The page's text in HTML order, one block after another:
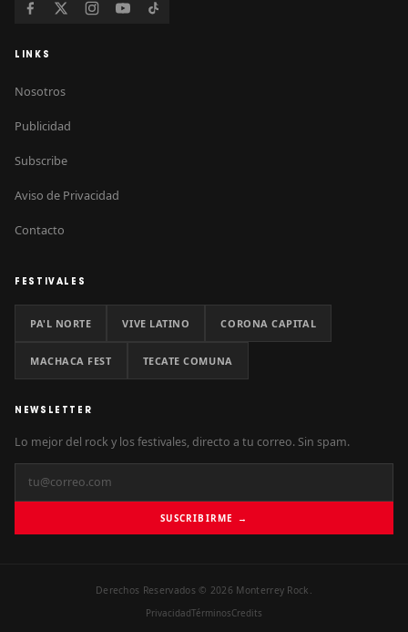
LINKS
Nosotros
Publicidad
Subscribe
Aviso de Privacidad
Contacto
FESTIVALES
PA'L NORTE VIVE LATINO CORONA CAPITAL
MACHACA FEST TECATE COMUNA
NEWSLETTER
Lo mejor del rock y los festivales, directo a tu correo. Sin spam.
SUSCRIBIRME →
Derechos Reservados © 2026 Monterrey Rock.
PrivacidadTérminosCredits